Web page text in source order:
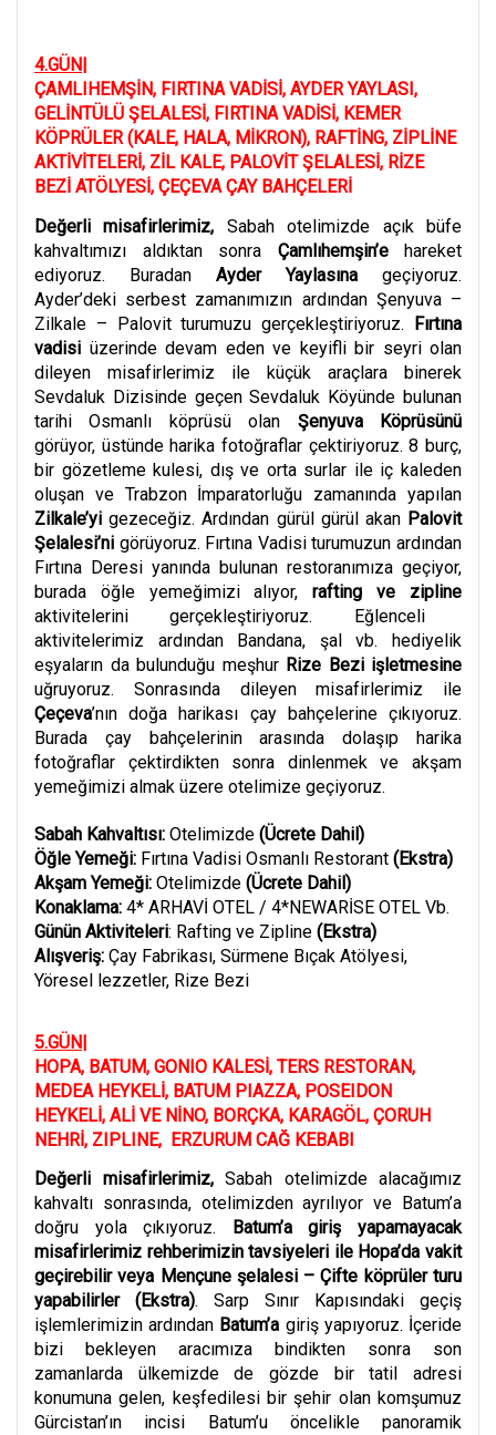
4.GÜN|
ÇAMLIHEMŞİN, FIRTINA VADİSİ, AYDER YAYLASI,
GELİNTÜLÜ ŞELALESİ, FIRTINA VADİSİ, KEMER
KÖPRÜLER (KALE, HALA, MİKRON), RAFTİNG, ZİPLİNE
AKTİVİTELERİ, ZİL KALE, PALOVİT ŞELALESİ, RİZE
BEZİ ATÖLYESİ, ÇEÇEVA ÇAY BAHÇELERİ
Değerli misafirlerimiz,
Sabah otelimizde açık büfe
kahvaltımızı aldıktan sonra Çamlıhemşin’ehareket
ediyoruz. Buradan Ayder Yaylasına geçiyoruz.
Ayder’deki serbest zamanımızın ardından Şenyuva –
Zilkale – Palovit turumuzu gerçekleştiriyoruz. Fırtına
vadisi üzerinde devam eden ve keyifli bir seyri olan
dileyen misafirlerimiz ile küçük araçlara binerek
Sevdaluk Dizisinde geçen Sevdaluk Köyünde bulunan
tarihi Osmanlı köprüsü olan Şenyuva Köprüsünü
görüyor, üstünde harika fotoğraflar çektiriyoruz. 8 burç,
bir gözetleme kulesi, dış ve orta surlar ile iç kaleden
oluşan ve Trabzon İmparatorluğu zamanında yapılan
Zilkale’yi gezeceğiz. Ardından gürül gürül akan Palovit
Şelalesi’ni görüyoruz. Fırtına Vadisi turumuzun ardından
Fırtına Deresi yanında bulunan restoranımıza geçiyor,
burada öğle yemeğimizi alıyor,rafting ve zipline
aktivitelerini gerçekleştiriyoruz. Eğlenceli
aktivitelerimiz ardından Bandana, şal vb. hediyelik
eşyaların da bulunduğu meşhur Rize Bezi işletmesine
uğruyoruz. Sonrasında dileyen misafirlerimiz ile
Çeçeva’nın doğa harikası çay bahçelerine çıkıyoruz.
Burada çay bahçelerinin arasında dolaşıp harika
fotoğraflar çektirdikten sonra dinlenmek ve akşam
yemeğimizi almak üzere otelimize geçiyoruz.
Sabah Kahvaltısı: Otelimizde (Ücrete Dahil)
Öğle Yemeği: Fırtına Vadisi Osmanlı Restorant (Ekstra)
Akşam Yemeği: Otelimizde (Ücrete Dahil)
Konaklama: 4* ARHAVİ OTEL / 4*NEWARİSE OTEL Vb.
Günün Aktiviteleri: Rafting ve Zipline (Ekstra)
Alışveriş: Çay Fabrikası, Sürmene Bıçak Atölyesi,
Yöresel lezzetler, Rize Bezi
5.GÜN|
HOPA, BATUM, GONIO KALESİ, TERS RESTORAN,
MEDEA HEYKELİ, BATUM PIAZZA, POSEIDON
HEYKELİ, ALİ VE NİNO, BORÇKA, KARAGÖL, ÇORUH
NEHRİ, ZIPLINE, ERZURUM CAĞ KEBABI
Değerli misafirlerimiz,Sabah otelimizde alacağımız
kahvaltı sonrasında, otelimizden ayrılıyor ve Batum’a
doğru yola çıkıyoruz.
Batum’a giriş yapamayacak
misafirlerimiz rehberimizin tavsiyeleri ile Hopa’da vakit
geçirebilir veya Mençune şelalesi – Çifte köprüler turu
yapabilirler (Ekstra). Sarp Sınır Kapısındaki geçiş
işlemlerimizin ardından Batum’a giriş yapıyoruz. İçeride
bizi bekleyen aracımıza bindikten sonra son
zamanlarda ülkemizde de gözde bir tatil adresi
konumuna gelen, keşfedilesi bir şehir olan komşumuz
Gürcistan’ın incisi Batum’u öncelikle panoramik